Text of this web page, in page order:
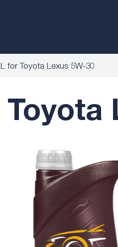
for Toyota Lexus 5W-30